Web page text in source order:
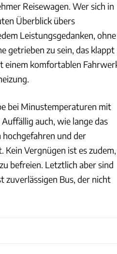
Reisewagen. Wer sich in
Überblick übers
Leistungsgedanken, ohne
getrieben zu sein, das klappt
einem komfortablen
bei Minustemperaturen mit
auch, wie lange das
und der
Vergnügen ist es zudem,
befreien. Letztlich aber sind
zuverlässigen Bus, der nicht